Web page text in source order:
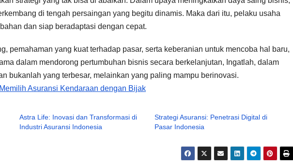
di tengah persaingan yang begitu dinamis. Maka dari itu, pelaku usaha
dan siap beradaptasi dengan cepat.
pemahaman yang kuat terhadap pasar, serta keberanian untuk mencoba hal baru,
dalam mendorong pertumbuhan bisnis secara berkelanjutan, Ingatlah, dalam
bukanlah yang terbesar, melainkan yang paling mampu berinovasi.
Asuransi Kendaraan dengan Bijak
Astra Life: Inovasi dan Transformasi di
Industri Asuransi Indonesia
Strategi Asuransi: Penetrasi Digital di
Pasar Indonesia